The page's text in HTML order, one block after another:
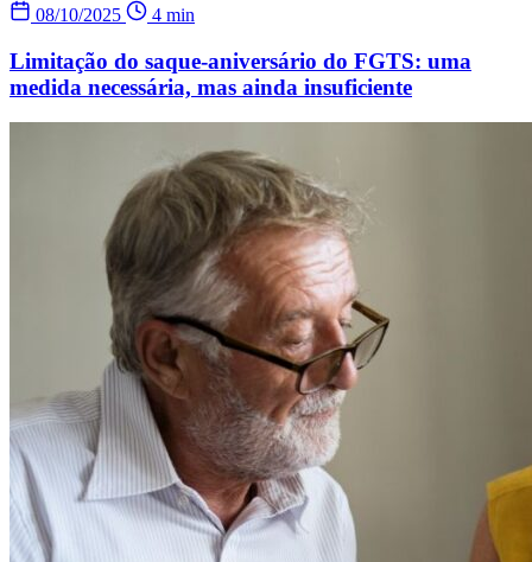
08/10/2025
4 min
Limitação do saque-aniversário do FGTS: uma
medida necessária, mas ainda insuficiente